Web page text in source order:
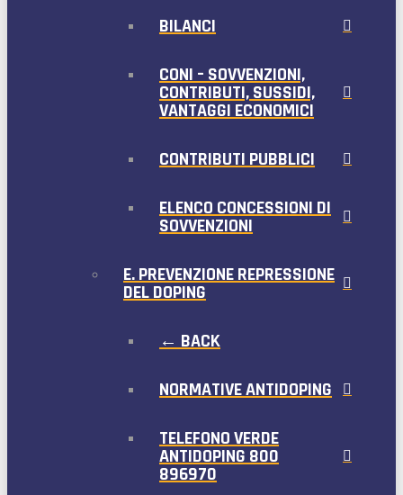
BILANCI
CONI – SOVVENZIONI,
CONTRIBUTI, SUSSIDI,
VANTAGGI ECONOMICI
CONTRIBUTI PUBBLICI
ELENCO CONCESSIONI DI
SOVVENZIONI
E. PREVENZIONE REPRESSIONE
DEL DOPING
← BACK
NORMATIVE ANTIDOPING
TELEFONO VERDE
ANTIDOPING 800
896970